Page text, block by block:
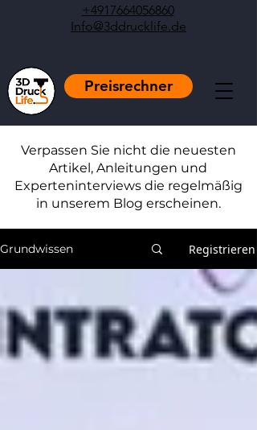
+4917664056860
Info@3ddrucklife.de
Preisrechner
Verpassen Sie nicht die neuesten
Artikel, Anleitungen und
Experteninterviews die regelmäßig
in unserem Blog erscheinen.
Grundwissen Registrieren